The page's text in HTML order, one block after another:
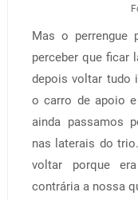
Mas o
perceber que ficar
depois voltar tudo
o carro de apoio
ainda passamos
nas laterais do
voltar porque
contrária a nossa